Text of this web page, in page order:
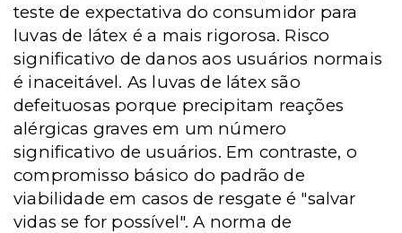
teste de expectativa do consumidor para
luvas de látex é a mais rigorosa. Risco
significativo de danos aos usuários normais
é inaceitável. As luvas de látex são
defeituosas porque precipitam reações
alérgicas graves em um número
significativo de usuários. Em contraste, o
compromisso básico do padrão de
viabilidade em casos de resgate é "salvar
vidas se for possível". A norma de